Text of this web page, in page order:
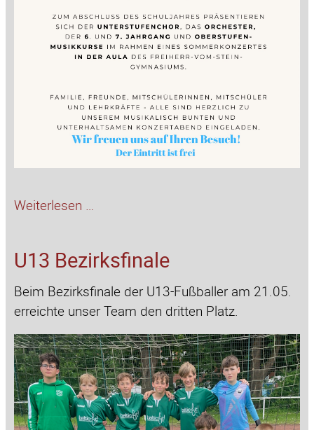
Weiterlesen …
U13 Bezirksfinale
Beim Bezirksfinale der U13-Fußballer am 21.05.
erreichte unser Team den dritten Platz.